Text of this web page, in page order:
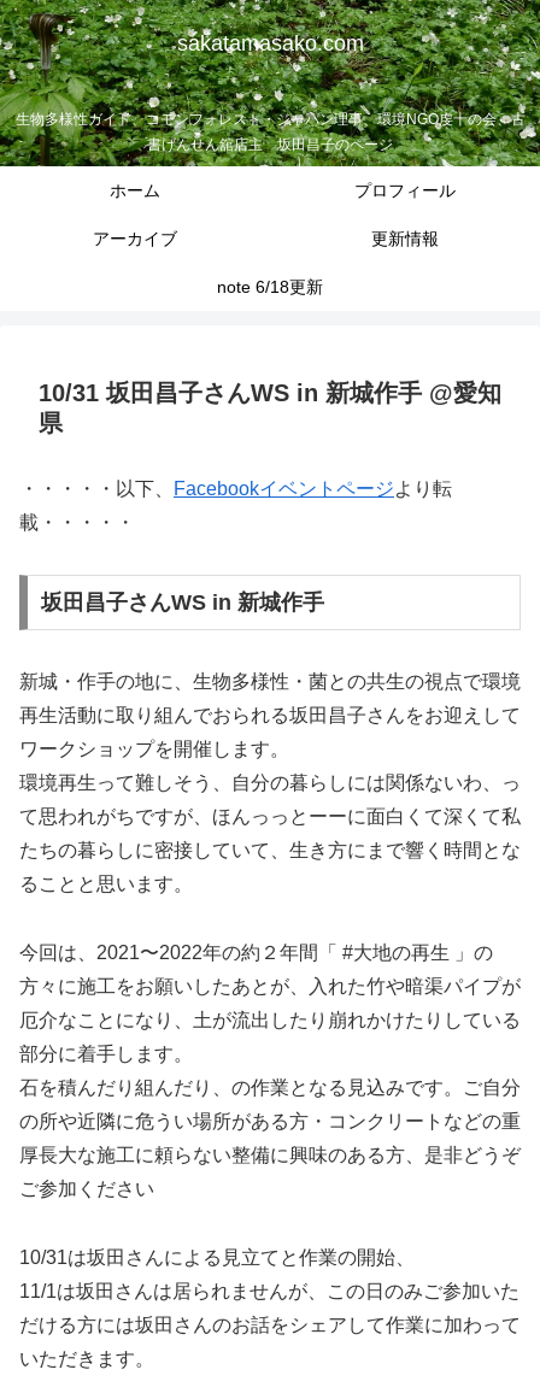
sakatamasako.com
生物多様性ガイド、コモンフォレスト・ジャパン理事、環境NGO虔十の会、古
書げんせん舘店主 坂田昌子のページ
ホーム プロフィール
アーカイブ 更新情報
note 6/18更新
10/31 坂田昌子さんWS in 新城作手 @愛知
県
・・・・・以下、 Facebookイベントページより転
載・・・・・
坂田昌子さんWS in 新城作手
新城・作手の地に、生物多様性・菌との共生の視点で環境
再生活動に取り組んでおられる坂田昌子さんをお迎えして
ワークショップを開催します。
環境再生って難しそう、自分の暮らしには関係ないわ、っ
て思われがちですが、ほんっっとーーに面白くて深くて私
たちの暮らしに密接していて、生き方にまで響く時間とな
ることと思います。
今回は、2021〜2022年の約２年間「 #大地の再生 」の
方々に施工をお願いしたあとが、入れた竹や暗渠パイプが
厄介なことになり、土が流出したり崩れかけたりしている
部分に着手します。
石を積んだり組んだり、の作業となる見込みです。ご自分
の所や近隣に危うい場所がある方・コンクリートなどの重
厚長大な施工に頼らない整備に興味のある方、是非どうぞ
ご参加ください
10/31は坂田さんによる見立てと作業の開始、
11/1は坂田さんは居られませんが、この日のみご参加いた
だける方には坂田さんのお話をシェアして作業に加わって
いただきます。